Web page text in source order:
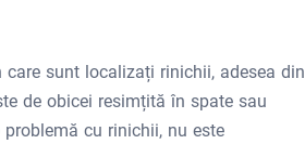
sunt localizați rinichii, adesea din
de obicei resimțită în spate sau
cu rinichii, nu este